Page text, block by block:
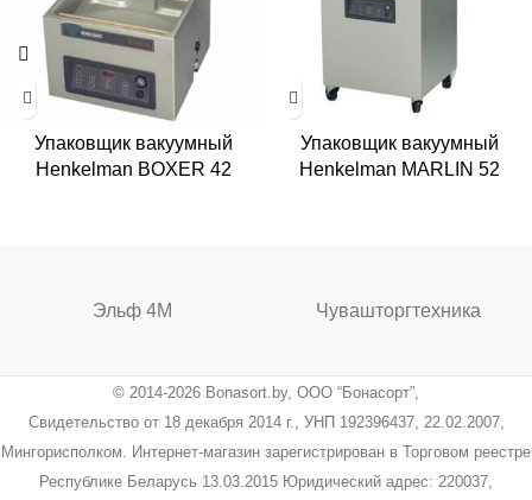
Упаковщик вакуумный
Henkelman BOXER 42
Упаковщик вакуумный
Henkelman MARLIN 52
Эльф 4М Чувашторгтехника
© 2014-2026 Bonasort.by, ООО “Бонасорт”,
Свидетельство от 18 декабря 2014 г., УНП 192396437, 22.02.2007,
Мингорисполком. Интернет-магазин зарегистрирован в Торговом реестре
Республике Беларусь 13.03.2015 Юридический адрес: 220037,